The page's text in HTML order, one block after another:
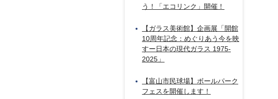
う！「エコリンク」開催！
【ガラス美術館】企画展「開館
10周年記念：めぐりあう今を映
すー日本の現代ガラス 1975-
2025」
【富山市民球場】ボールパーク
フェスを開催します！